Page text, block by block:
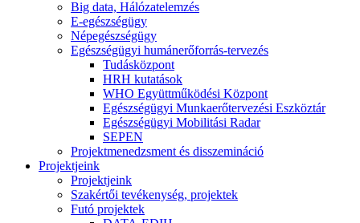
Big data, Hálózatelemzés
E-egészségügy
Népegészségügy
Egészségügyi humánerőforrás-tervezés
Tudásközpont
HRH kutatások
WHO Együttműködési Központ
Egészségügyi Munkaerőtervezési Eszköztár
Egészségügyi Mobilitási Radar
SEPEN
Projektmenedzsment és disszemináció
Projektjeink
Projektjeink
Szakértői tevékenység, projektek
Futó projektek